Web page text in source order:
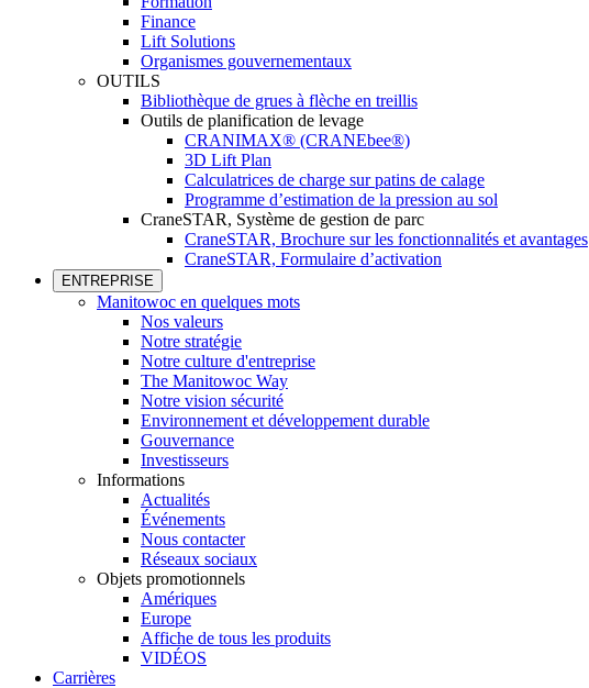
Finance
Lift Solutions
Organismes gouvernementaux
OUTILS
Bibliothèque de grues à flèche en treillis
Outils de planification de levage
CRANIMAX® (CRANEbee®)
3D Lift Plan
Calculatrices de charge sur patins de calage
Programme d’estimation de la pression au sol
CraneSTAR, Système de gestion de parc
CraneSTAR, Brochure sur les fonctionnalités et avantages
CraneSTAR, Formulaire d’activation
ENTREPRISE
Manitowoc en quelques mots
Nos valeurs
Notre stratégie
Notre culture d'entreprise
The Manitowoc Way
Notre vision sécurité
Environnement et développement durable
Gouvernance
Investisseurs
Informations
Actualités
Événements
Nous contacter
Réseaux sociaux
Objets promotionnels
Amériques
Europe
Affiche de tous les produits
VIDÉOS
Carrières